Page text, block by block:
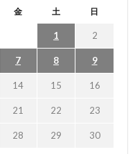
金 土 日
1 2
7 8 9
14 15 16
21 22 23
28 29 30